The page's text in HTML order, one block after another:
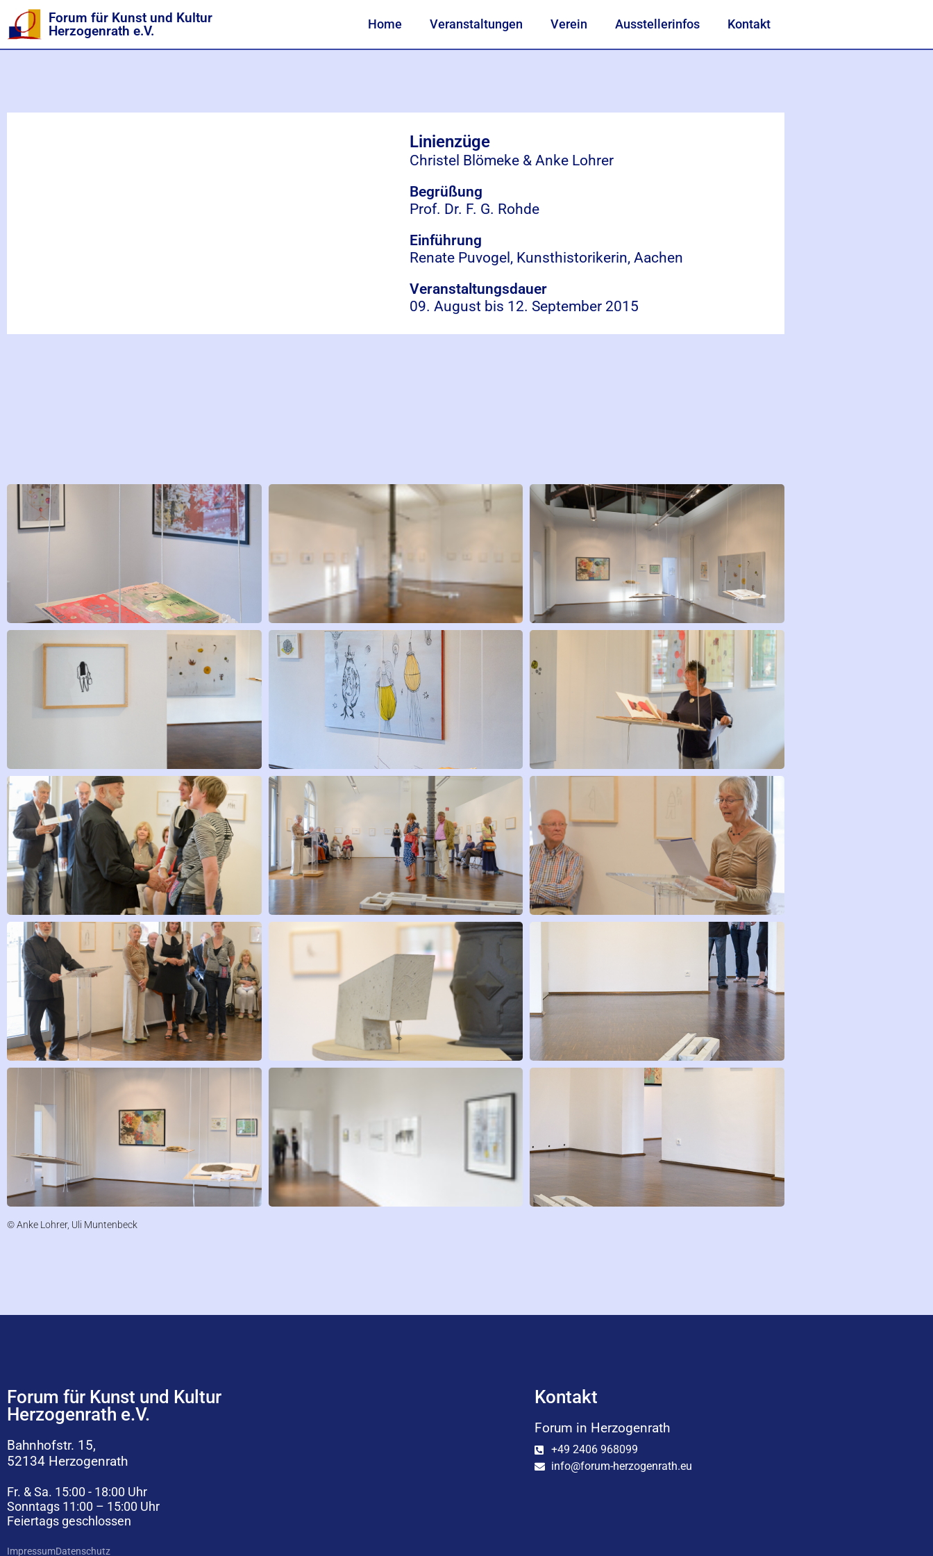
Forum für Kunst und Kultur
Herzogenrath e.V.
Home Veranstaltungen Verein Ausstellerinfos Kontakt
Linienzüge
Christel Blömeke & Anke Lohrer
Begrüßung
Prof. Dr. F. G. Rohde
Einführung
Renate Puvogel, Kunsthistorikerin, Aachen
Veranstaltungsdauer
09. August bis 12. September 2015
© Anke Lohrer, Uli Muntenbeck
Forum für Kunst und Kultur
Herzogenrath e.V.
Bahnhofstr. 15,
52134 Herzogenrath
Fr. & Sa. 15:00 - 18:00 Uhr
Sonntags 11:00 – 15:00 Uhr
Feiertags geschlossen
ImpressumDatenschutz
Kontakt
Forum in Herzogenrath
+49 2406 968099
info@forum-herzogenrath.eu